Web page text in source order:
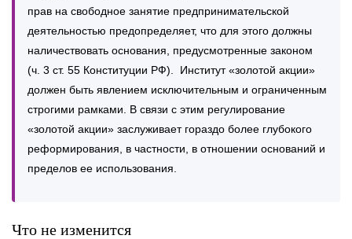
прав на свободное занятие предпринимательской
деятельностью предопределяет, что для этого должны
наличествовать основания, предусмотренные законом
(ч. 3 ст. 55 Конституции РФ). Институт «золотой акции»
должен быть явлением исключительным и ограниченным
строгими рамками. В связи с этим регулирование
«золотой акции» заслуживает гораздо более глубокого
реформирования, в частности, в отношении оснований и
пределов ее использования.
Что не изменится